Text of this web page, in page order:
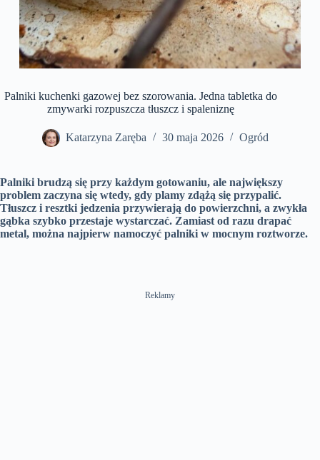
Palniki kuchenki gazowej bez szorowania. Jedna tabletka do
zmywarki rozpuszcza tłuszcz i spaleniznę
Katarzyna Zaręba 30 maja 2026 Ogród
Palniki brudzą się przy każdym gotowaniu, ale największy
problem zaczyna się wtedy, gdy plamy zdążą się przypalić.
Tłuszcz i resztki jedzenia przywierają do powierzchni, a zwykła
gąbka szybko przestaje wystarczać. Zamiast od razu drapać
metal, można najpierw namoczyć palniki w mocnym roztworze.
Reklamy